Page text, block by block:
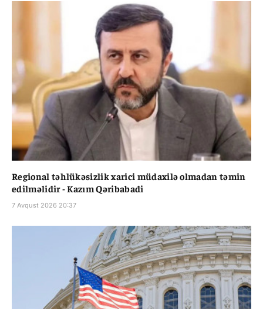
Regional təhlükəsizlik xarici müdaxilə olmadan təmin
edilməlidir - Kazım Qəribabadi
7 Avqust 2026 20:37